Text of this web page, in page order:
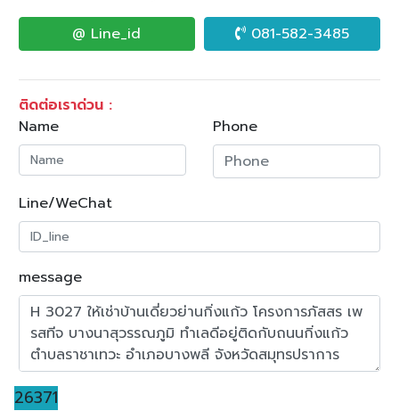
@ Line_id 081-582-3485
ติดต่อเราด่วน :
Name
Phone
Line/WeChat
message
26371